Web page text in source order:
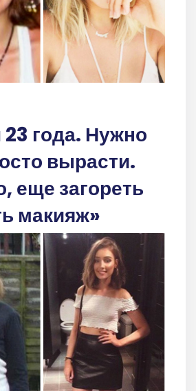
23 года. Нужно
вырасти.
еще загореть
макияж»